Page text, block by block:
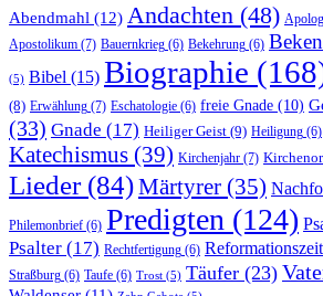
Abendmahl (12) Andachten (48)
Apostolikum (7) Bauernkrieg (6) Bekehrung (6)
(5) Bibel (15) Biographie
(8) Erwählung (7) Eschatologie (6) freie Gnade (10)
(33) Gnade (17) Heiliger Geist (9) Heiligung (6)
Katechismus (39) Kirchenjahr (7)
Lieder(84)Märtyrer (35)
Philemonbrief (6) Predigten (124)
Psalter (17) Rechtfertigung (6) Reformationszeit
Straßburg (6) Taufe (6) Trost (5) Täufer (23)